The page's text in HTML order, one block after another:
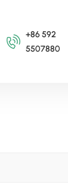
+86 592
5507880